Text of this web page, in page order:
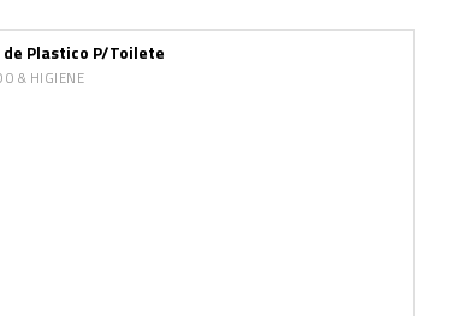
de Plastico P/Toilete
& HIGIENE